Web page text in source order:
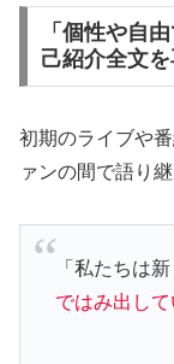
「個性や自
己紹介全文
初期のライブや
ァンの間で語り
「私たちは
ではみ出して